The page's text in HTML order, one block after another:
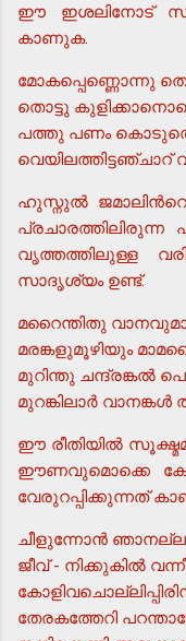
ഈ ഇശലിനോട്
കാണുക.
മോകപ്പെണ്ണൊന്നു
തൊട്ടു
പത്തു പണം
വെയിലത്തിട്ടഞ്ചാറ്
ഹുസ്നുല്‍
പ്രചാരത്തിലിരുന്ന
വൃത്തത്തിലുള്ള
സാദൃശ്യം ഉണ്ട്.
മറൈന്തിതു
മരങ്കളുമൂഴിയും
മുറിന്തു ചന്ദ്രങ്കല്‍
മുറങ്കിലാര്‍ വാനങ്കള്‍
ഈ രീതിയില്‍
ഈണവുമൊക്കെ
വേരുറപ്പിക്കുന്നത്
ചീളുന്നോന്‍ ഞാനല്ല
ജീവ് - നിക്കുകില്‍
തേരകത്തേറി